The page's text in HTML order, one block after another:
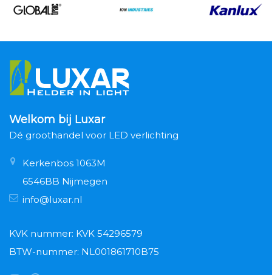
Welkom bij Luxar
Dé groothandel voor LED verlichting
Kerkenbos 1063M
6546BB Nijmegen
info@luxar.nl
KVK nummer: KVK 54296579
BTW-nummer: NL001861710B75